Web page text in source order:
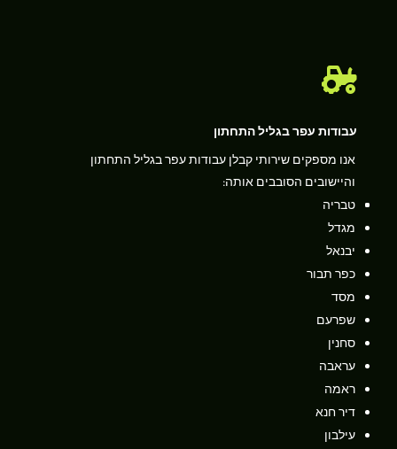

עבודות עפר בגליל התחתון
אנו מספקים שירותי קבלן עבודות עפר בגליל התחתון
והיישובים הסובבים אותה:
טבריה
מגדל
יבנאל
כפר תבור
מסד
שפרעם
סחנין
עראבה
ראמה
דיר חנא
עילבון